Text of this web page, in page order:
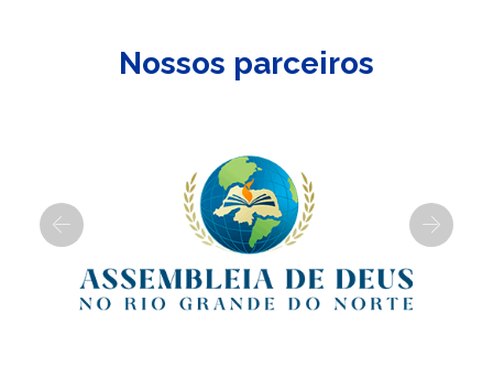
Nossos parceiros
Previous Next